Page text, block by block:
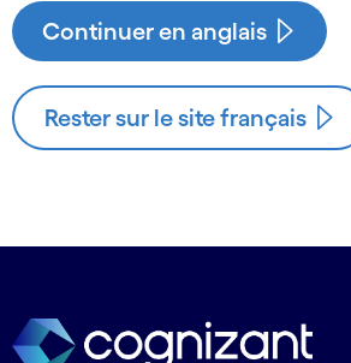
Continuer en anglais
Rester sur le site français